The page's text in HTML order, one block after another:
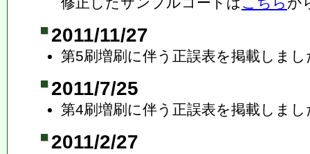
2011/11/27
第5刷増刷に伴う正誤表を掲載しまし
2011/7/25
第4刷増刷に伴う正誤表を掲載しまし
2011/2/27